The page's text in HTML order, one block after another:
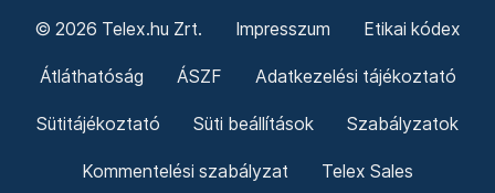
© 2026 Telex.hu Zrt. Impresszum Etikai kódex
Átláthatóság ÁSZF Adatkezelési tájékoztató
Sütitájékoztató Süti beállítások Szabályzatok
Kommentelési szabályzat Telex Sales